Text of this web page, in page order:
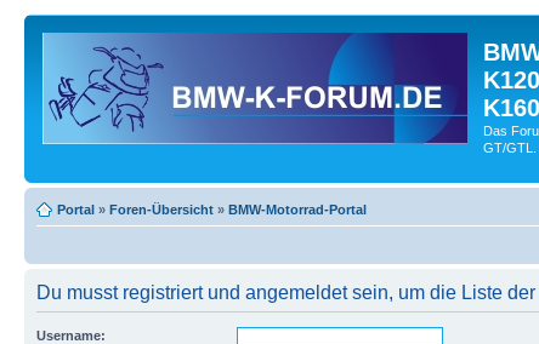
Das
GT/GTL.
Portal » Foren-Übersicht » BMW-Motorrad-Portal
Du musst registriert und angemeldet sein, um die Liste
Username: